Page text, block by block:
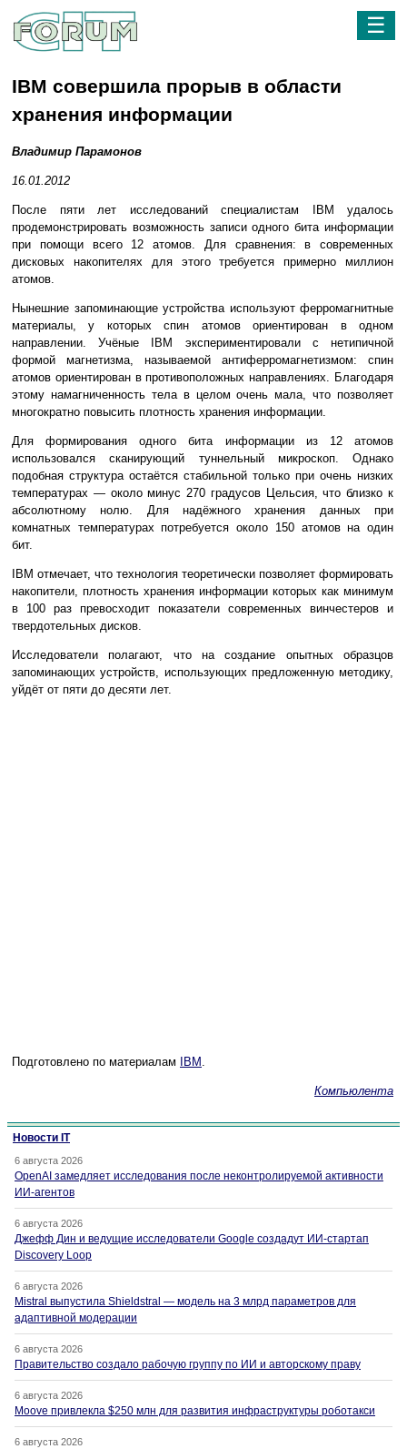
☰
IBM совершила прорыв в области
хранения информации
Владимир Парамонов
16.01.2012
После пяти лет исследований специалистам IBM удалось
продемонстрировать возможность записи одного бита информации
при помощи всего 12 атомов. Для сравнения: в современных
дисковых накопителях для этого требуется примерно миллион
атомов.
Нынешние запоминающие устройства используют ферромагнитные
материалы, у которых спин атомов ориентирован в одном
направлении. Учёные IBM экспериментировали с нетипичной
формой магнетизма, называемой антиферромагнетизмом: спин
атомов ориентирован в противоположных направлениях. Благодаря
этому намагниченность тела в целом очень мала, что позволяет
многократно повысить плотность хранения информации.
Для формирования одного бита информации из 12 атомов
использовался сканирующий туннельный микроскоп. Однако
подобная структура остаётся стабильной только при очень низких
температурах — около минус 270 градусов Цельсия, что близко к
абсолютному нолю. Для надёжного хранения данных при
комнатных температурах потребуется около 150 атомов на один
бит.
IBM отмечает, что технология теоретически позволяет формировать
накопители, плотность хранения информации которых как минимум
в 100 раз превосходит показатели современных винчестеров и
твердотельных дисков.
Исследователи полагают, что на создание опытных образцов
запоминающих устройств, использующих предложенную методику,
уйдёт от пяти до десяти лет.
Подготовлено по материалам IBM
Компьюлента
Новости IT
6 августа 2026
OpenAI замедляет исследования после неконтролируемой активности
ИИ-агентов
6 августа 2026
Джефф Дин и ведущие исследователи Google создадут ИИ-стартап
Discovery Loop
6 августа 2026
Mistral выпустила Shieldstral — модель на 3 млрд параметров для
адаптивной модерации
6 августа 2026
Правительство создало рабочую группу по ИИ и авторскому праву
6 августа 2026
Moove привлекла $250 млн для развития инфраструктуры роботакси
6 августа 2026